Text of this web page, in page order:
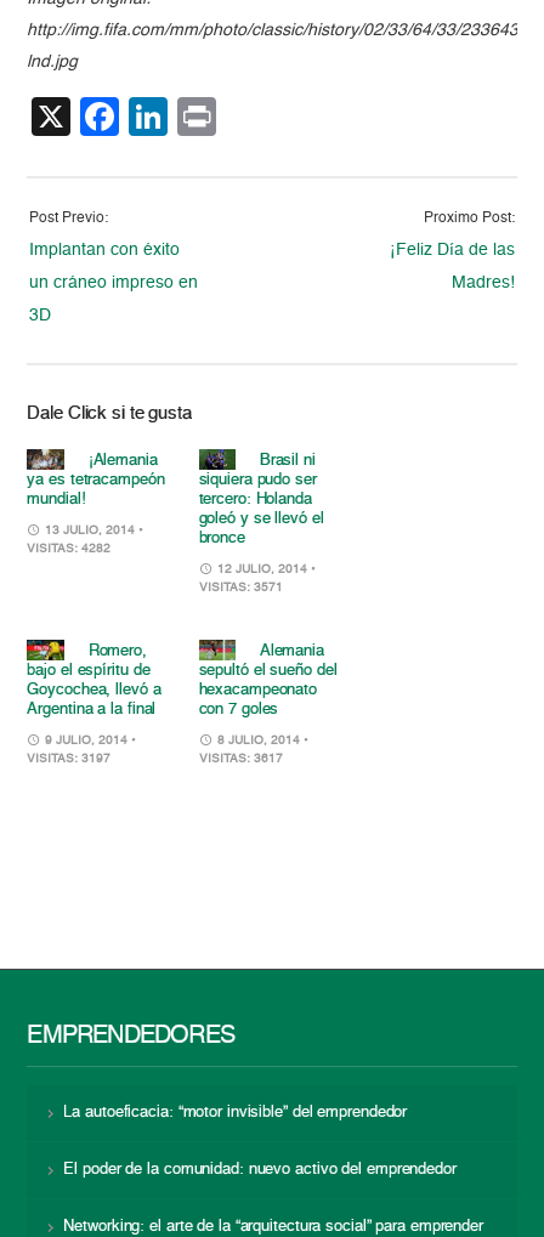
http://img.fifa.com/mm/photo/classic/history/02/33/64/33/
lnd.jpg
X Facebook
LinkedIn
Post Previo:
Implantan con éxito
un cráneo impreso en
3D
Proximo Post:
¡Feliz Día de las
Madres!
Dale Click si te gusta
¡Alemania
ya es tetracampeón
mundial!
13 JULIO, 2014 •
VISITAS: 4282
Brasil ni
siquiera pudo ser
tercero: Holanda
goleó y se llevó el
bronce
12 JULIO, 2014 •
VISITAS: 3571
Romero,
bajo el espíritu de
Goycochea, llevó a
Argentina a la final
9 JULIO, 2014 •
VISITAS: 3197
Alemania
sepultó el sueño del
hexacampeonato
con 7 goles
8 JULIO, 2014 •
VISITAS: 3617
EMPRENDEDORES
La autoeficacia: “motor invisible” del emprendedor
El poder de la comunidad: nuevo activo del emprendedor
Networking: el arte de la “arquitectura social” para emprender